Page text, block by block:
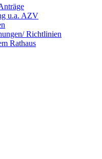
u.a. AZV
Richtlinien
Rathaus